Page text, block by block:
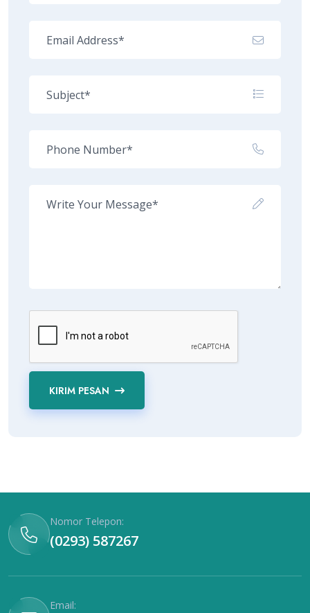
KIRIM PESAN
Nomor Telepon:
(0293) 587267
Email: